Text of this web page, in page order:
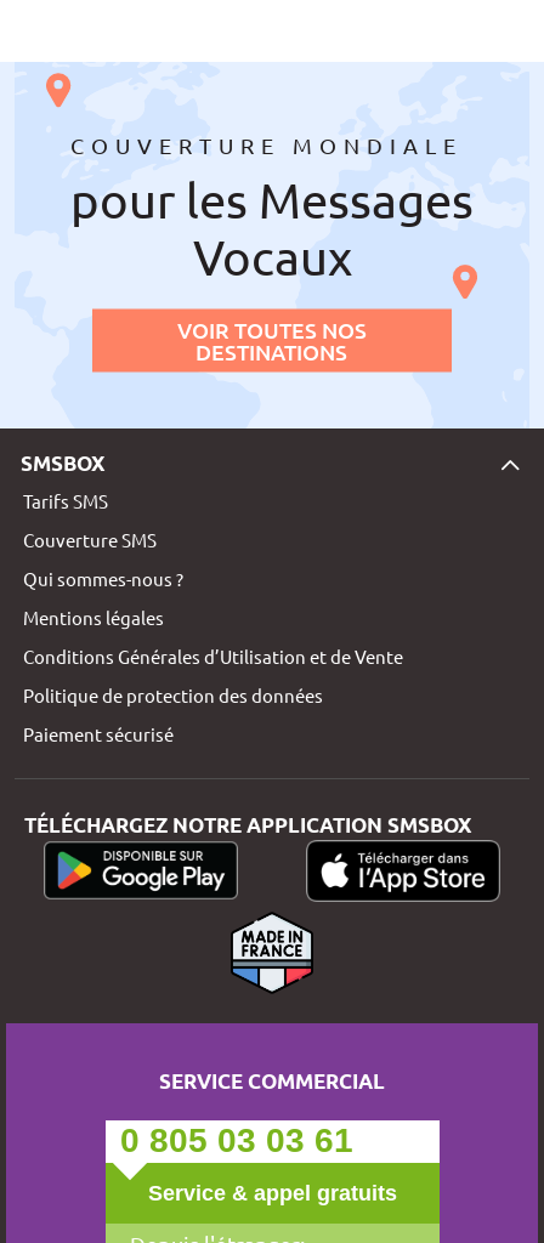
COUVERTURE MONDIALE
pour les Messages
Vocaux
VOIR TOUTES NOS
DESTINATIONS
SMSBOX
Tarifs SMS
Couverture SMS
Qui sommes-nous ?
Mentions légales
Conditions Générales d’Utilisation et de Vente
Politique de protection des données
Paiement sécurisé
TÉLÉCHARGEZ NOTRE APPLICATION SMSBOX
SERVICE COMMERCIAL
0 805 03 03 61
Service & appel gratuits